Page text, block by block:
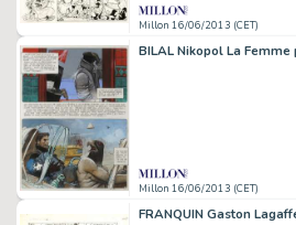
Millon 16/06/2013 (CET)
Millon 16/06/2013 (CET)